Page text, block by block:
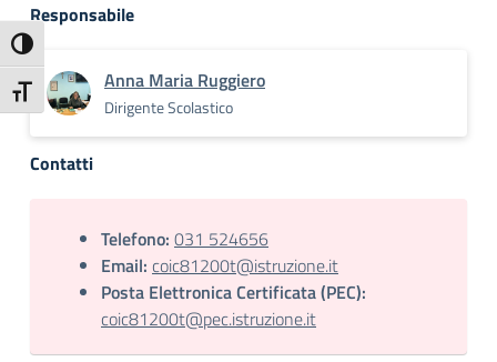
Attiva/disattiva alto contrasto
Attiva/disattiva dimensione testo
Responsabile
Anna Maria Ruggiero
Dirigente Scolastico
Contatti
Telefono: 031 524656
Email: coic81200t@istruzione.it
Posta Elettronica Certificata (PEC):
coic81200t@pec.istruzione.it